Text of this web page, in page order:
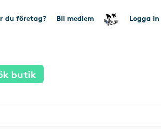
du företag? Bli medlem Logga in
butik